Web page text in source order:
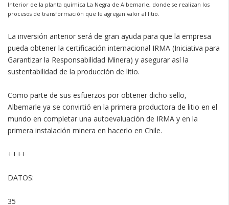
Interior de la planta química La Negra de Albemarle, donde se realizan los
procesos de transformación que le agregan valor al litio.
La inversión anterior será de gran ayuda para que la empresa
pueda obtener la certificación internacional IRMA (Iniciativa para
Garantizar la Responsabilidad Minera) y asegurar así la
sustentabilidad de la producción de litio.
Como parte de sus esfuerzos por obtener dicho sello,
Albemarle ya se convirtió en la primera productora de litio en el
mundo en completar una autoevaluación de IRMA y en la
primera instalación minera en hacerlo en Chile.
++++
DATOS:
35